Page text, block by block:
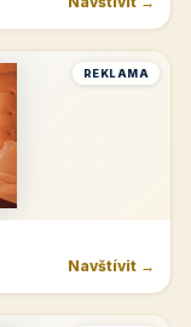
REKLAMA
Navštívit →